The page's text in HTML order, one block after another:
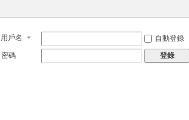
用戶名 自動登錄
密碼
登錄